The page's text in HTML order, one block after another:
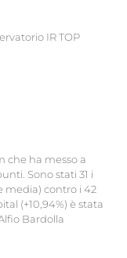
IR TOP
che ha messo a
Sono stati 31 i
media) contro i 42
(+10,94%) è stata
Bardolla